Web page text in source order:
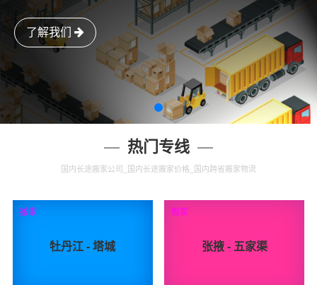
了解我们
热门专线
国内长途搬家公司_国内长途搬家价格_国内跨省搬家物流
牡丹江 - 塔城
搬家
张掖 - 五家渠
搬家